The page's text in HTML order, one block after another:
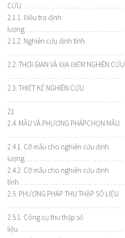
2.1.1. Điều tra định
2.1.2. Nghiên cứu định tính
2.2. THỜI GIAN VÀ ĐỊA ĐIỂM NGHIÊN CỨU
2.3. THIẾT KẾ NGHIÊN CỨU
21
2.4. MẪU VÀ PHƯƠNG PHÁPCHỌN MẪU
2.4.1. Cỡ mẫu cho nghiên cứu định
2.4.2. Cỡ mẫu cho nghiên cứu định
2.5. PHƯƠNG PHÁP THU THẬP SỐ LIỆU
2.5.1. Công cụ thu thập số